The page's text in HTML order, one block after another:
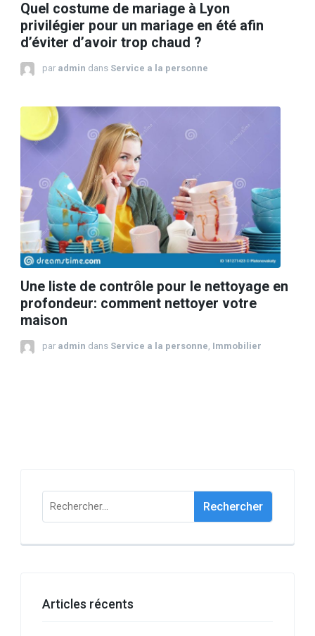
Quel costume de mariage à Lyon
privilégier pour un mariage en été afin
d’éviter d’avoir trop chaud ?
par admin dans Service a la personne
Une liste de contrôle pour le nettoyage en
profondeur: comment nettoyer votre
maison
par admin dans Service a la personne, Immobilier
Rechercher :
Articles récents